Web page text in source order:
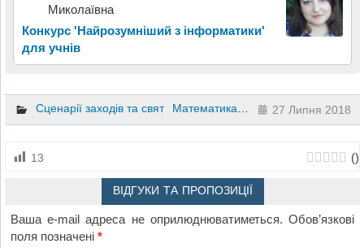
Миколаївна
Конкурс 'Найрозумніший з інформатики'
для учнів
Сценарії заходів та свят Математика 5 клас27 Липня 2018
13 ()
ВІДГУКИ ТА ПРОПОЗИЦІЇ
Ваша e-mail адреса не оприлюднюватиметься. Обов’язкові
поля позначені*